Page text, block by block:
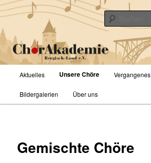
Zum
primären
Inhalt
springenChorAkademie
Aktuelles Unsere Chöre Vergangenes
Bildergalerien Über uns
Gemischte Chöre